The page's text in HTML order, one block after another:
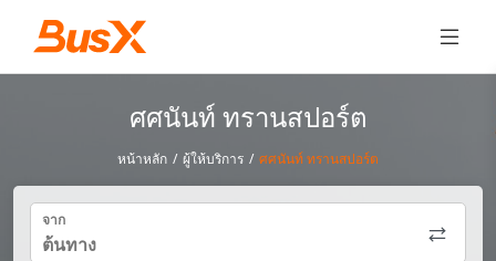
ศศนันท์ ทรานสปอร์ต
หน้าหลัก / ผู้ให้บริการ / ศศนันท์ ทรานสปอร์ต
จาก